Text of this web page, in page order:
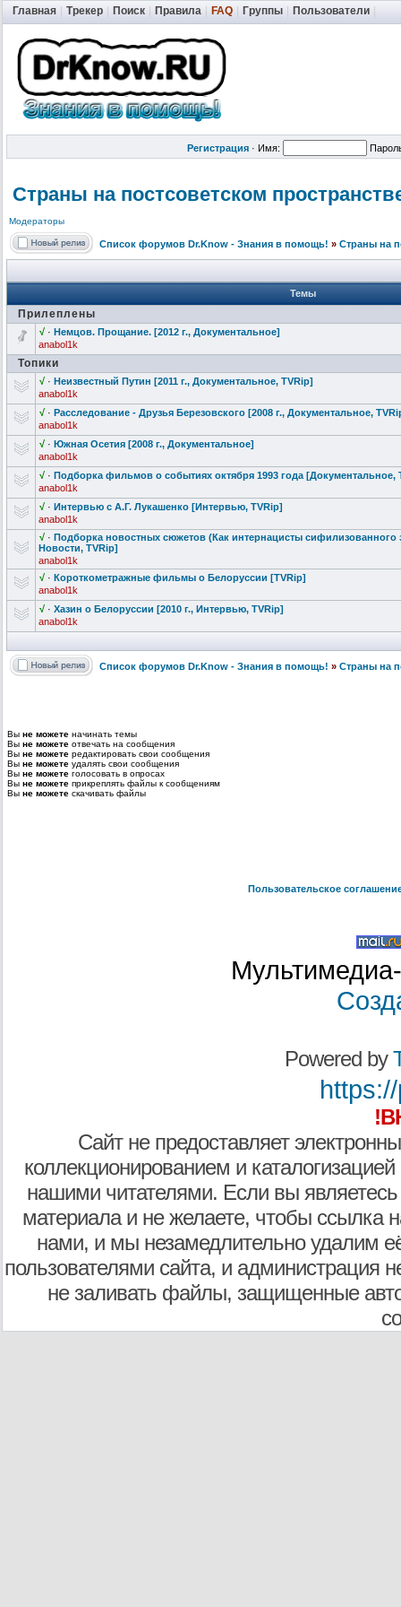
Главная Трекер Поиск Правила FAQ Группы Пользователи
Регистрация · Имя:
Страны на постсоветском
Модераторы
Список форумов Dr.Know - Знания в помощь! » Страны на
Темы
Прилеплены
√ · Немцов. Прощание. [2012 г., Документальное]
anabol1k
Топики
√ · Неизвестный Путин [2011 г., Документальное, TVRip]
anabol1k
√ · Расследование - Друзья Березовского [2008 г., Документальное,
anabol1k
√ · Южная Осетия [2008 г., Документальное]
anabol1k
√ · Подборка фильмов о событиях октября 1993 года [Документальное,
anabol1k
√ · Интервью с А.Г. Лукашенко [Интервью, TVRip]
anabol1k
√ · Подборка новостных сюжетов (Как интернацисты сифилизованного
Новости, TVRip]
anabol1k
√ · Короткометражные фильмы о Белоруссии [TVRip]
anabol1k
√ · Хазин о Белоруссии [2010 г., Интервью, TVRip]
anabol1k
Список форумов Dr.Know - Знания в помощь! » Страны на
Вы не можете начинать темы
Вы не можете отвечать на сообщения
Вы не можете редактировать свои сообщения
Вы не можете удалять свои сообщения
Вы не можете голосовать в опросах
Вы не можете прикреплять файлы к сообщениям
Вы не можете скачивать файлы
Пользовательское
Powered by
Сайт не предоставляет
коллекционированием и
нашими читателями. Если вы являетесь
материала и не желаете, чтобы ссылка
нами, и мы незамедлительно удалим
пользователями сайта, и администрация
не заливать файлы, защищенные